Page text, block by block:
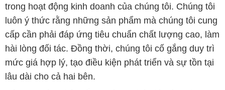
trong hoạt động kinh doanh của chúng tôi. Chúng tôi
luôn ý thức rằng những sản phẩm mà chúng tôi cung
cấp cần phải đáp ứng tiêu chuẩn chất lượng cao, làm
hài lòng đối tác. Đồng thời, chúng tôi cố gắng duy trì
mức giá hợp lý, tạo điều kiện phát triển và sự tồn tại
lâu dài cho cả hai bên.